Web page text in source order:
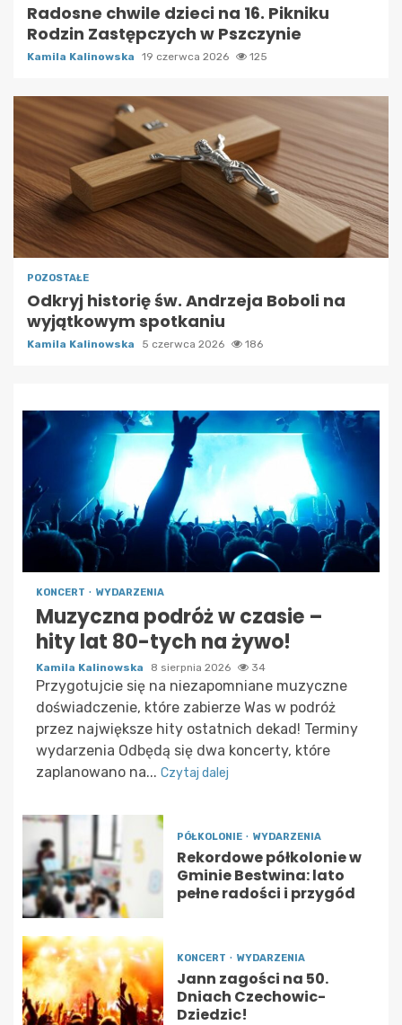
Radosne chwile dzieci na 16. Pikniku
Rodzin Zastępczych w Pszczynie
Kamila Kalinowska 19 czerwca 2026 125
POZOSTAŁE
Odkryj historię św. Andrzeja Boboli na
wyjątkowym spotkaniu
Kamila Kalinowska 5 czerwca 2026 186
KONCERT WYDARZENIA
Muzyczna podróż w czasie –
hity lat 80-tych na żywo!
Kamila Kalinowska 8 sierpnia 2026 34
Przygotujcie się na niezapomniane muzyczne
doświadczenie, które zabierze Was w podróż
przez największe hity ostatnich dekad! Terminy
wydarzenia Odbędą się dwa koncerty, które
zaplanowano na... Czytaj dalej
PÓŁKOLONIE WYDARZENIA
Rekordowe półkolonie w
Gminie Bestwina: lato
pełne radości i przygód
KONCERT WYDARZENIA
Jann zagości na 50.
Dniach Czechowic-
Dziedzic!